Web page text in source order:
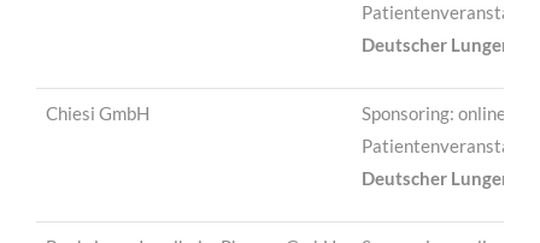
Deutscher
Chiesi GmbH
Sponsoring: online-
Deutscher